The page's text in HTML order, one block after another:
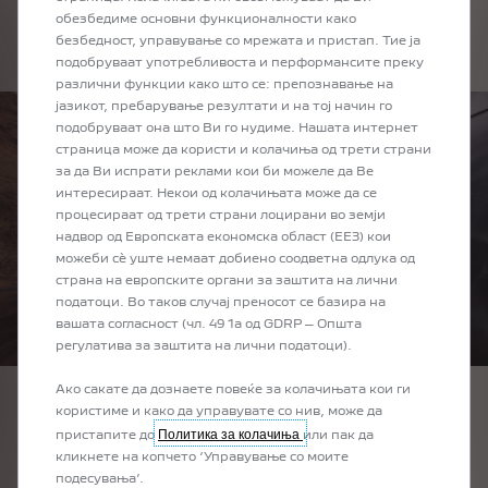
Хибрид
Првиот чекор кон електрично возило, без полнење.
обезбедиме основни функционалности како
безбедност, управување со мрежата и пристап. Тие ја
подобруваат употребливоста и перформансите преку
различни функции како што се: препознавање на
јазикот, пребарување резултати и на тој начин го
подобруваат она што Ви го нудиме. Нашата интернет
страница може да користи и колачиња од трети страни
за да Ви испрати реклами кои би можеле да Ве
интересираат. Некои од колачињата може да се
процесираат од трети страни лоцирани во земји
надвор од Европската економска област (ЕЕЗ) кои
можеби сѐ уште немаат добиено соодветна одлука од
страна на европските органи за заштита на лични
податоци. Во таков случај преносот се базира на
вашата согласност (чл. 49 1а од GDRP – Општа
регулатива за заштита на лични податоци).
Ако сакате да дознаете повеќе за колачињата кои ги
користиме и како да управувате со нив, може да
пристапите до Политика за колачиња или пак да
кликнете на копчето ‘Управување со моите
подесувања’.